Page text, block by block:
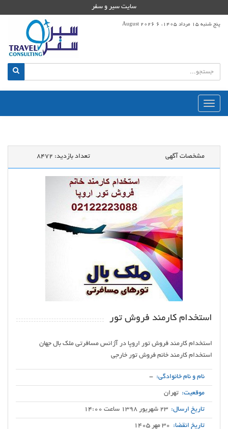
سایت سیر و سفر
پنج شنبه 15 مرداد 1405، 6 August 2026
منوی
اصلی
مشخصات آگهی تعداد بازدید:
استخدام کارمند فروش تور
استخدام کارمند خانم فروش تور خارجی
نام و نام خانوادگی: -
موقعیت: تهران
تاریخ ارسال: 23 شهریور 1398 ساعت 14:00
تاریخ انقضا: 30 مهر 1405